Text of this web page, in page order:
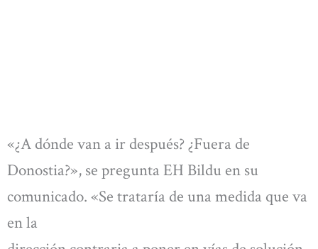
«¿A dónde van a ir después? ¿Fuera de
Donostia?», se pregunta EH Bildu en su
comunicado. «Se trataría de una medida que va
en la